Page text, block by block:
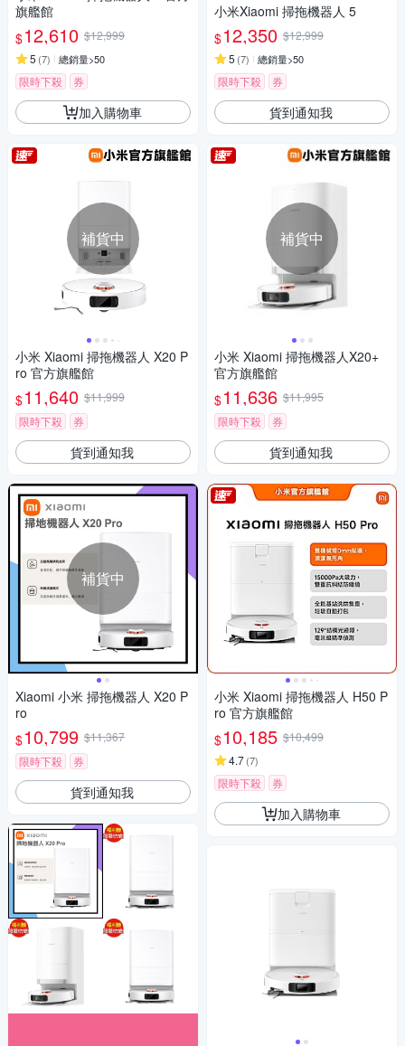
旗艦館
$12,610 $12,999
5 (7) 總銷量>50
限時下殺 券
加入購物車
補貨中
小米 Xiaomi 掃拖機器人 X20 P
ro 官方旗艦館
$11,640 $11,999
限時下殺
券
貨到通知我
補貨中
Xiaomi 小米 掃拖機器人 X20 P
ro
$10,799 $11,367
限時下殺
券
貨到通知我
小米Xiaomi 掃拖機器人 5
$12,350 $12,999
5 (7) 總銷量>50
限時下殺 券
貨到通知我
補貨中
小米 Xiaomi 掃拖機器人X20+
官方旗艦館
$11,636 $11,995
限時下殺
券
貨到通知我
小米 Xiaomi 掃拖機器人 H50 P
ro 官方旗艦館
$10,185 $10,499
4.7(7)
限時下殺 券
加入購物車